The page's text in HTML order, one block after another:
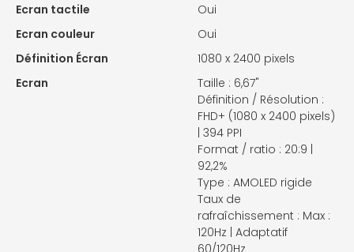
Ecran tactile
Oui
Ecran couleur
Oui
Définition Écran
1080 x 2400 pixels
Ecran
Taille : 6,67"
Définition / Résolution :
FHD+ (1080 x 2400 pixels)
| 394 PPI
Format / ratio : 20:9 |
92,2%
Type : AMOLED rigide
Taux de
rafraîchissement : Max :
120Hz | Adaptatif
60/120Hz